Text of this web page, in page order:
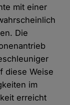
mit einer
Die
diese Weise
im
erreicht